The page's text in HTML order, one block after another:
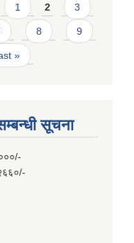
1 2 3
8 9
»
सूचना